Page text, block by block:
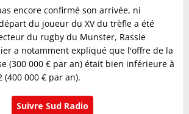
encore confirmé son arrivée, ni
du joueur du XV du trèfle a été
du rugby du Munster, Rassie
a notamment expliqué que l'offre de la
(300 000 € par an) était bien inférieure à
(400 000 € par an).
Suivre Sud Radio